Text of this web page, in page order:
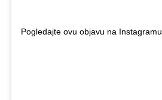
Pogledajte ovu objavu na Instagramu.